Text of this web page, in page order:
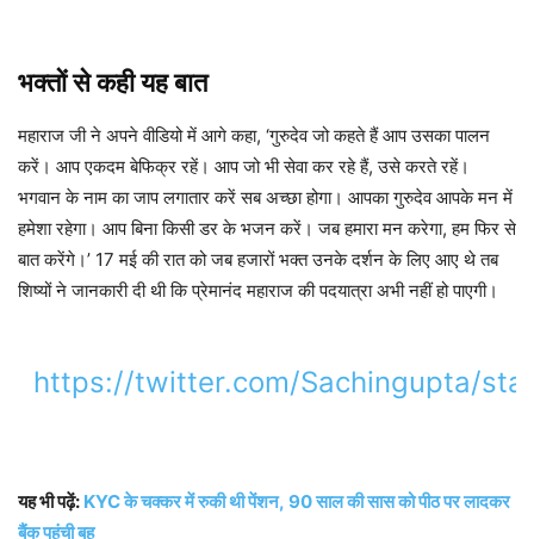
भक्तों से कही यह बात
महाराज जी ने अपने वीडियो में आगे कहा, ‘गुरुदेव जो कहते हैं आप उसका पालन
करें। आप एकदम बेफिक्र रहें। आप जो भी सेवा कर रहे हैं, उसे करते रहें।
भगवान के नाम का जाप लगातार करें सब अच्छा होगा। आपका गुरुदेव आपके मन में
हमेशा रहेगा। आप बिना किसी डर के भजन करें। जब हमारा मन करेगा, हम फिर से
बात करेंगे।’ 17 मई की रात को जब हजारों भक्त उनके दर्शन के लिए आए थे तब
शिष्यों ने जानकारी दी थी कि प्रेमानंद महाराज की पदयात्रा अभी नहीं हो पाएगी।
https://twitter.com/Sachingupta/
यह भी पढ़ें: KYC के चक्कर में रुकी थी पेंशन, 90 साल की सास को पीठ पर लादकर
बैंक पहुंची बहू